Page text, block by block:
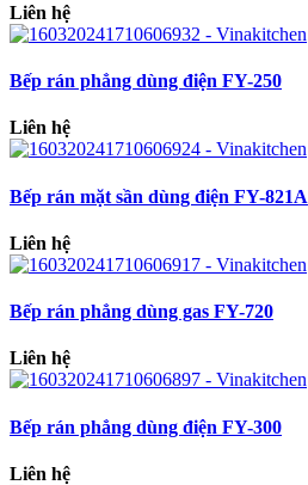
Liên hệ
Bếp rán phẳng dùng điện FY-250
Liên hệ
Bếp rán mặt sần dùng điện FY-821A
Liên hệ
Bếp rán phẳng dùng gas FY-720
Liên hệ
Bếp rán phẳng dùng điện FY-300
Liên hệ